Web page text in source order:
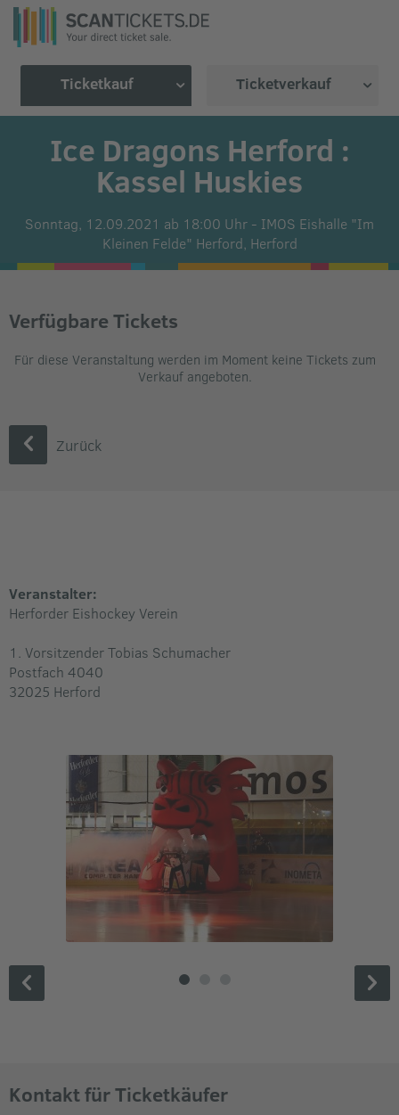
Ticketkauf Ticketverkauf
Ice Dragons Herford :
Kassel Huskies
Sonntag, 12.09.2021 ab 18:00 Uhr - IMOS Eishalle "Im
Kleinen Felde" Herford, Herford
Verfügbare Tickets
Für diese Veranstaltung werden im Moment keine Tickets zum
Verkauf angeboten.
Zurück
Veranstalter:
Herforder Eishockey Verein
1. Vorsitzender Tobias Schumacher
Postfach 4040
32025 Herford
Kontakt für Ticketkäufer